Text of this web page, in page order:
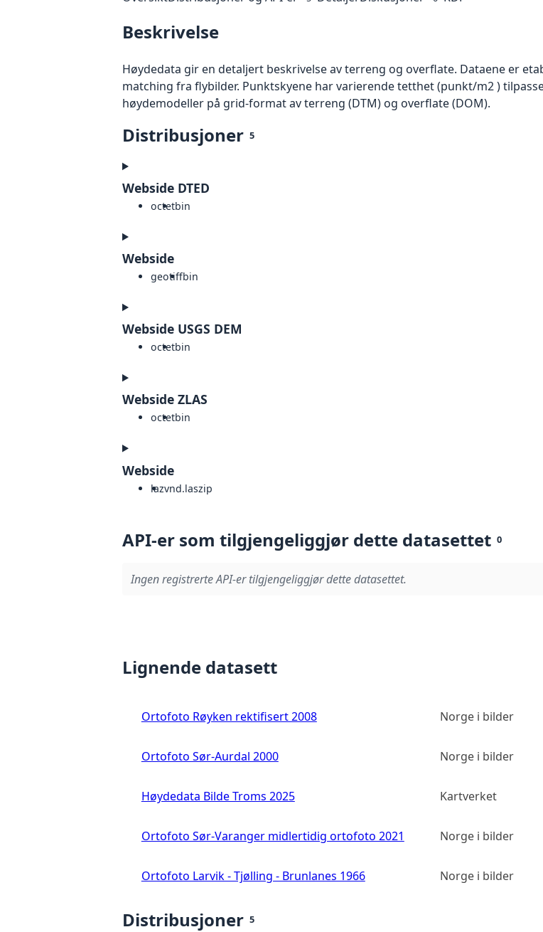
Beskrivelse
Høydedata gir en detaljert beskrivelse av terreng og overflate. Dataene er
matching fra flybilder. Punktskyene har varierende tetthet (punkt/m2 )
høydemodeller på grid-format av terreng (DTM) og overflate (DOM).
Distribusjoner 5
Webside DTED
octetbin
Webside
geotiffbin
Webside USGS DEM
octetbin
Webside ZLAS
octetbin
Webside
lazvnd.laszip
API-er som tilgjengeliggjør dette datasettet 0
Ingen registrerte API-er tilgjengeliggjør dette datasettet.
Lignende datasett
Ortofoto Røyken rektifisert 2008 Norge i bilder
Ortofoto Sør-Aurdal 2000 Norge i bilder
Høydedata Bilde Troms 2025 Kartverket
Ortofoto Sør-Varanger midlertidig ortofoto 2021 Norge i bilder
Ortofoto Larvik - Tjølling - Brunlanes 1966 Norge i bilder
Distribusjoner 5